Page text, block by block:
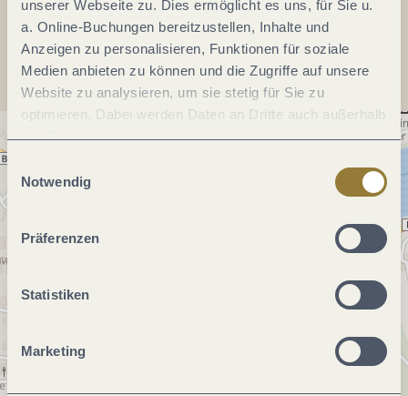
unserer Webseite zu. Dies ermöglicht es uns, für Sie u.
a. Online-Buchungen bereitzustellen, Inhalte und
Anzeigen zu personalisieren, Funktionen für soziale
Medien anbieten zu können und die Zugriffe auf unsere
Website zu analysieren, um sie stetig für Sie zu
optimieren. Dabei werden Daten an Dritte auch außerhalb
der Europäischen Union weitergegeben und dort
jederzeit widerrufen werden. Mit der Auswahl "Alle
ablehnen" kann es zu Beeinträchtigungen in der Nutzung
Einwilligungsauswahl
Notwendig
Präferenzen
Statistiken
Marketing
Anreise planen